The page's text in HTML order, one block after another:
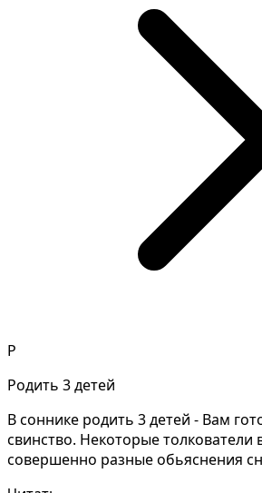
Р
Родить 3 детей
В соннике родить 3 детей - Вам
свинство. Некоторые толкователи
совершенно разные обьяснения